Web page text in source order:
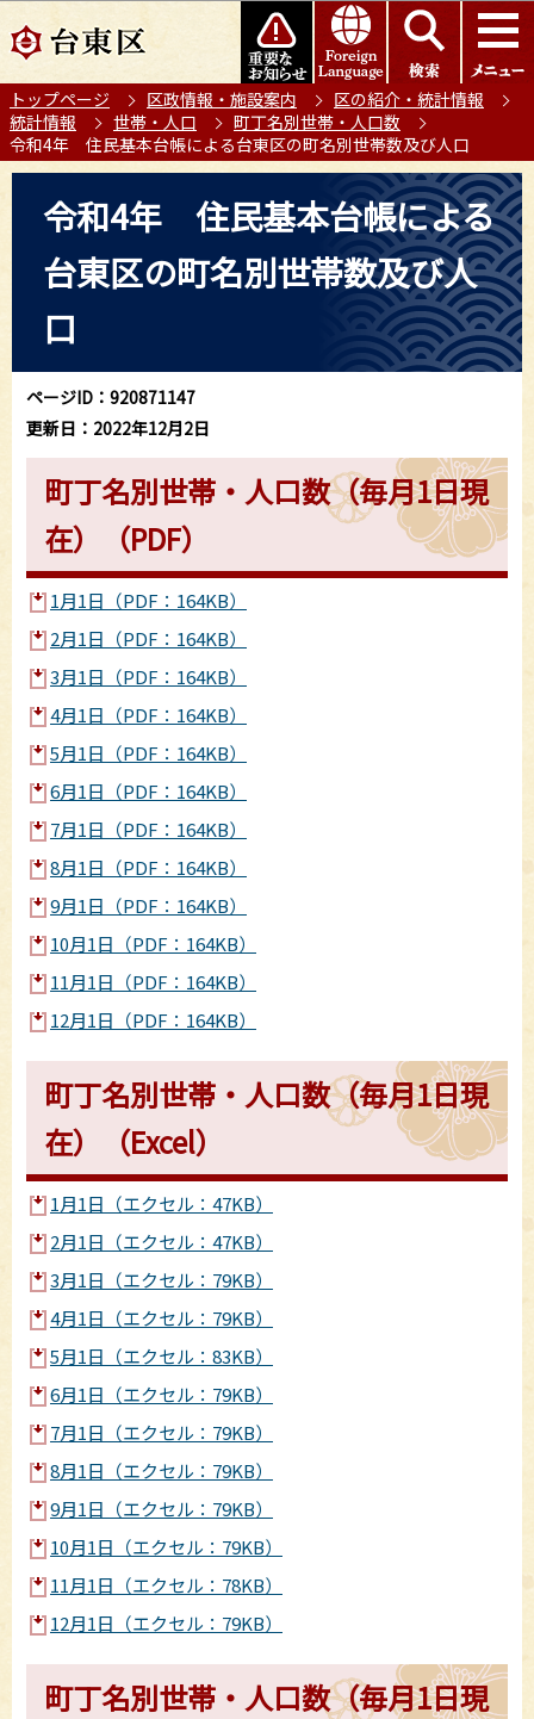
の
ー
ジ
の
このページの本文へ移動
トップページ 区政情報・施設案内
区の紹介・統計情報
統計情報
世帯・人口
町丁名別世帯・人口数
令和4年 住民基本台帳による台東区の町名別世帯数及び人口
令和4年 住民基本台帳による
台東区の町名別世帯数及び人
口
ページID：920871147
更新日：2022年12月2日
町丁名別世帯・人口数（毎月1日現
在）（PDF）
1月1日（PDF：164KB）
2月1日（PDF：164KB）
3月1日（PDF：164KB）
4月1日（PDF：164KB）
5月1日（PDF：164KB）
6月1日（PDF：164KB）
7月1日（PDF：164KB）
8月1日（PDF：164KB）
9月1日（PDF：164KB）
10月1日（PDF：164KB）
11月1日（PDF：164KB）
12月1日（PDF：164KB）
町丁名別世帯・人口数（毎月1日現
在）（Excel）
1月1日（エクセル：47KB）
2月1日（エクセル：47KB）
3月1日（エクセル：79KB）
4月1日（エクセル：79KB）
5月1日（エクセル：83KB）
6月1日（エクセル：79KB）
7月1日（エクセル：79KB）
8月1日（エクセル：79KB）
9月1日（エクセル：79KB）
10月1日（エクセル：79KB）
11月1日（エクセル：78KB）
12月1日（エクセル：79KB）
町丁名別世帯・人口数（毎月1日現